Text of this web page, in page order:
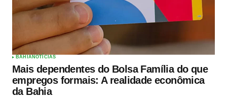
BAHIA NOTÍCIAS
Mais dependentes do Bolsa Família do que
empregos formais: A realidade econômica
da Bahia